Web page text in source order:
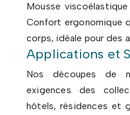
Mousse
Confort ergonomique
corps, idéale pour des
Applications et
Nos découpes de
exigences des
hôtels, résidences et